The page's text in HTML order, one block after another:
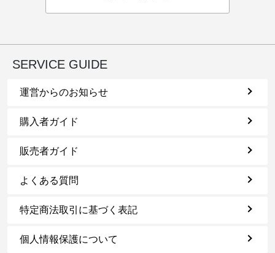
SERVICE GUIDE
運営からのお知らせ
購入者ガイド
販売者ガイド
よくある質問
特定商法取引に基づく表記
個人情報保護について